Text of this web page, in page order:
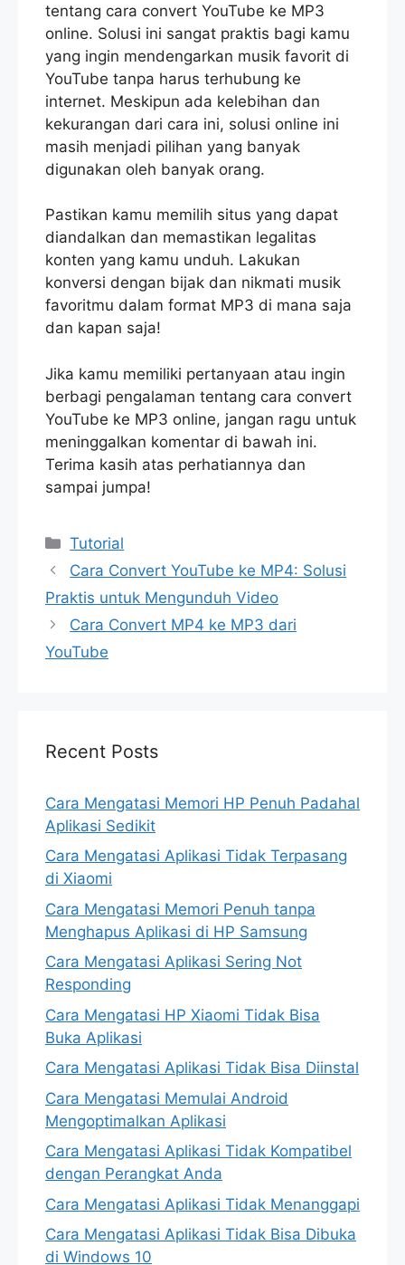
tentang cara convert YouTube ke MP3
online. Solusi ini sangat praktis bagi kamu
yang ingin mendengarkan musik favorit di
YouTube tanpa harus terhubung ke
internet. Meskipun ada kelebihan dan
kekurangan dari cara ini, solusi online ini
masih menjadi pilihan yang banyak
digunakan oleh banyak orang.
Pastikan kamu memilih situs yang dapat
diandalkan dan memastikan legalitas
konten yang kamu unduh. Lakukan
konversi dengan bijak dan nikmati musik
favoritmu dalam format MP3 di mana saja
dan kapan saja!
Jika kamu memiliki pertanyaan atau ingin
berbagi pengalaman tentang cara convert
YouTube ke MP3 online, jangan ragu untuk
meninggalkan komentar di bawah ini.
Terima kasih atas perhatiannya dan
sampai jumpa!
Categories
Tutorial
Cara Convert YouTube ke MP4: Solusi
Praktis untuk Mengunduh Video
Cara Convert MP4 ke MP3 dari
YouTube
Recent Posts
Cara Mengatasi Memori HP Penuh Padahal
Aplikasi Sedikit
Cara Mengatasi Aplikasi Tidak Terpasang
di Xiaomi
Cara Mengatasi Memori Penuh tanpa
Menghapus Aplikasi di HP Samsung
Cara Mengatasi Aplikasi Sering Not
Responding
Cara Mengatasi HP Xiaomi Tidak Bisa
Buka Aplikasi
Cara Mengatasi Aplikasi Tidak Bisa Diinstal
Cara Mengatasi Memulai Android
Mengoptimalkan Aplikasi
Cara Mengatasi Aplikasi Tidak Kompatibel
dengan Perangkat Anda
Cara Mengatasi Aplikasi Tidak Menanggapi
Cara Mengatasi Aplikasi Tidak Bisa Dibuka
di Windows 10